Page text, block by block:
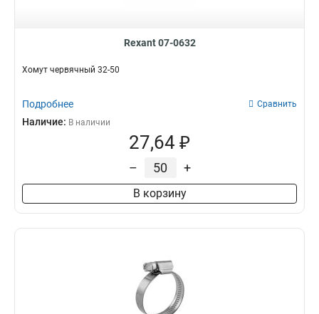
Rexant 07-0632
Хомут червячный 32-50
Подробнее Сравнить
Наличие: В наличии
27,64 ₽
– +
В корзину